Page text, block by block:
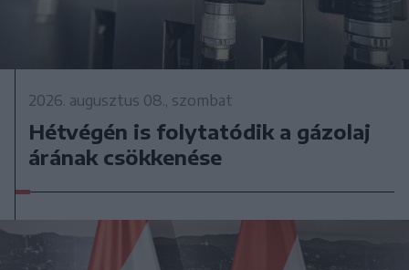
2026. augusztus 08., szombat
Hétvégén is folytatódik a gázolaj
árának csökkenése